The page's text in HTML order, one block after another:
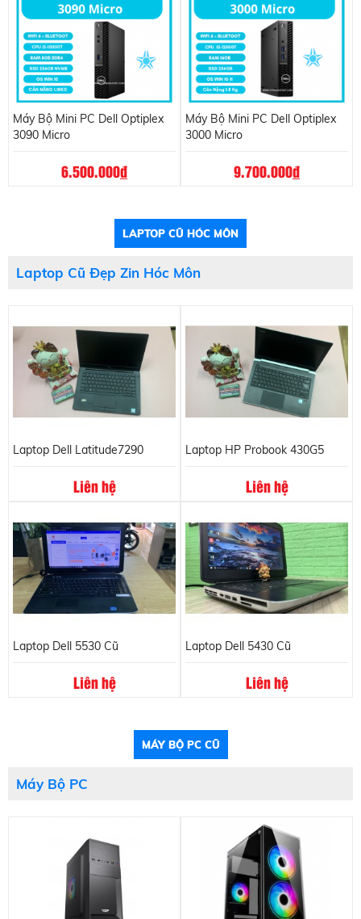
Máy Bộ Mini PC Dell Optiplex
3090 Micro
6.500.000đ
Máy Bộ Mini PC Dell Optiplex
3000 Micro
9.700.000đ
LAPTOP CŨ HÓC MÔN
Laptop Cũ Đẹp Zin Hóc Môn
Laptop Dell Latitude7290
Liên hệ
Laptop HP Probook 430G5
Liên hệ
Laptop Dell 5530 Cũ
Liên hệ
Laptop Dell 5430 Cũ
Liên hệ
MÁY BỘ PC CŨ
Máy Bộ PC